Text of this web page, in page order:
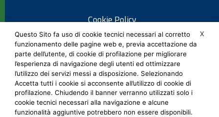
Cookie Policy
Informativa privacy
Note legali
Social Media Policy
X
Questo Sito fa uso di cookie tecnici necessari al corretto
funzionamento delle pagine web e, previa accettazione da
parte dell’utente, di cookie di profilazione per migliorare
l’esperienza di navigazione degli utenti ed ottimizzare
l’utilizzo dei servizi messi a disposizione. Selezionando
Accetta tutti i cookie si acconsente all’utilizzo di cookie di
profilazione. Chiudendo il banner verranno utilizzati solo i
cookie tecnici necessari alla navigazione e alcune
funzionalità aggiuntive potrebbero non essere disponibili.